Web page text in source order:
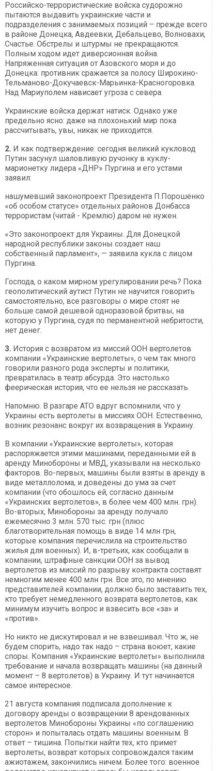
Российско-террористические войска судорожно
пытаются выдавить украинские части и
подразделения с занимаемых позиций – прежде всего
в районе Донецка, Авдеевки, Дебальцево, Волновахи,
Счастье. Обстрелы и штурмы не прекращаются.
Полным ходом идет диверсионная война.
Напряженная ситуация от Азовского моря и до
Донецка: противник сражается за полосу Широкино-
Тельманово-Докучаевск-Марьинка-Красногоровка.
Над Мариуполем нависает угроза с севера.
Украинские войска держат натиск. Однако уже
предельно ясно: даже на плохонький мир пока
рассчитывать, увы, никак не приходится.
2. И как подтверждение: сегодня великий кукловод
Путин засунул шаловливую ручонку в куклу-
марионетку лидера «ДНР» Пургина и его устами
заявил:
нашумевший законопроект Президента П.Порошенко
«об особом статусе» отдельных районов Донбасса
террористам (читай - Кремлю) даром не нужен.
«Это законопроект для Украины. Для Донецкой
народной республики законы создает наш
собственный парламент», — заявила кукла с лицом
Пургина.
Господа, о каком мирном урегулировании речь? Пока
геополитический аутист Путин не научится говорить
самостоятельно, все разговоры о мире стоят не
больше самой дешевой одноразовой бритвы, на
которую у Пургина, судя по перманентной небритости,
нет денег.
3. История с возвратом из миссий ООН вертолетов
компании «Украинские вертолеты», о чем так много
говорили разного рода эксперты и политики,
превратилась в театр абсурда. Это настолько
феерическая история, что ее нельзя не рассказать.
Напомню. В разгаре АТО вдруг вспомнили, что у
Украины есть вертолеты в миссиях ООН. Естественно,
возник резонанс вокруг их возвращения в Украину.
В компании «Украинские вертолеты», которая
распоряжается этими машинами, переданными ей в
аренду Минобороны и МВД, указывали на несколько
факторов. Во-первых, машины были взяты в аренду в
виде металлолома, и доведены до ума за счет
компании (что обошлось ей, согласно данным
«Украинских вертолетов», в более чем 400 млн. грн).
Во-вторых, Минобороны за аренду получало
ежемесячно 3 млн. 570 тыс. грн (плюс
благотворительная помощь в виде 14 млн грн,
которые компания перечислила на строительство
жилья для военных). И, в-третьих, как сообщали в
компании, штрафные санкции ООН за вывод
вертолетов из миссий по разрыву контракта составят
немногим менее 400 млн грн. Все это, по мнению
представителей компании, должно было заставить тех,
кто требует немедленного возврата вертолетов, как
минимум изучить вопрос и взвесить все «за» и
«против».
Но никто не дискутировал и не взвешивал. Что ж, не
будем спорить, надо так надо – страна воюет, какие
споры. Компания «Украинские вертолеты» выполнила
требование и начала возвращать машины (на данный
момент – 8 вертолетов) в Украину. И тут начинается
самое интересное.
21 августа компания подписала дополнение к
договору аренды о возвращении 8 арендованных
вертолетов Минобороны Украины «по соглашению
сторон» и попыталась отдать машины военным. В
ответ – тишина. Попытки найти тех, кто примет
вертолеты, возврат которых сопровождался таким
ажиотажем, закончились ничем. Более того: военное